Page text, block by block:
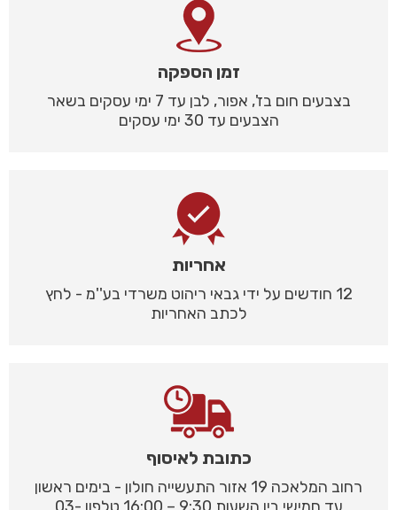
זמן הספקה
בצבעים חום בז', אפור, לבן עד 7 ימי עסקים בשאר
הצבעים עד 30 ימי עסקים
אחריות
12 חודשים על ידי גבאי ריהוט משרדי בע''מ - לחץ
לכתב האחריות
כתובת לאיסוף
רחוב המלאכה 19 אזור התעשייה חולון - בימים ראשון